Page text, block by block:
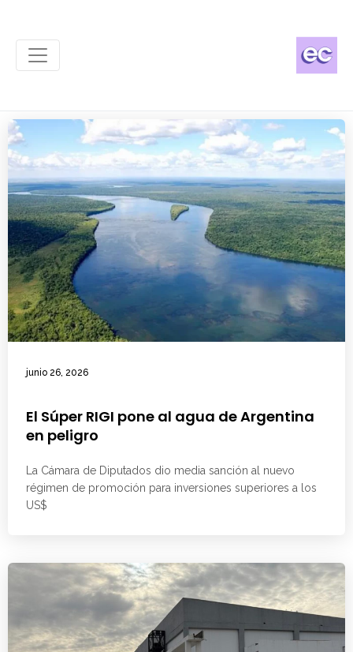
junio 26, 2026
El Súper RIGI pone al agua de Argentina
en peligro
La Cámara de Diputados dio media sanción al nuevo
régimen de promoción para inversiones superiores a los
US$